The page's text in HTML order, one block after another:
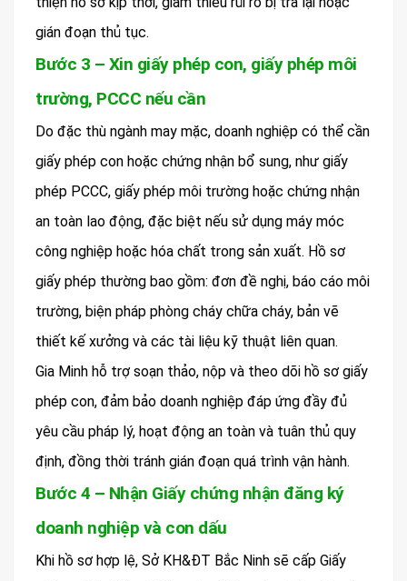
gián đoạn thủ tục.
Bước 3 – Xin giấy phép con, giấy phép môi
trường, PCCC nếu cần
Do đặc thù ngành may mặc, doanh nghiệp có thể cần
giấy phép con hoặc chứng nhận bổ sung, như giấy
phép PCCC, giấy phép môi trường hoặc chứng nhận
an toàn lao động, đặc biệt nếu sử dụng máy móc
công nghiệp hoặc hóa chất trong sản xuất. Hồ sơ
giấy phép thường bao gồm: đơn đề nghị, báo cáo môi
trường, biện pháp phòng cháy chữa cháy, bản vẽ
thiết kế xưởng và các tài liệu kỹ thuật liên quan.
Gia Minh hỗ trợ soạn thảo, nộp và theo dõi hồ sơ giấy
phép con, đảm bảo doanh nghiệp đáp ứng đầy đủ
yêu cầu pháp lý, hoạt động an toàn và tuân thủ quy
định, đồng thời tránh gián đoạn quá trình vận hành.
Bước 4 – Nhận Giấy chứng nhận đăng ký
doanh nghiệp và con dấu
Khi hồ sơ hợp lệ, Sở KH&ĐT Bắc Ninh sẽ cấp Giấy